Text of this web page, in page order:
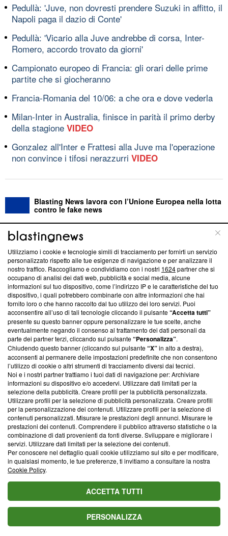
Pedullà: 'Juve, non dovresti prendere Suzuki in affitto, il
Napoli paga il dazio di Conte'
Pedullà: 'Vicario alla Juve andrebbe di corsa, Inter-
Romero, accordo trovato da giorni'
Campionato europeo di Francia: gli orari delle prime
partite che si giocheranno
Francia-Romania del 10/06: a che ora e dove vederla
Milan-Inter in Australia, finisce in parità il primo derby
della stagione VIDEO
Gonzalez all'Inter e Frattesi alla Juve ma l'operazione
non convince i tifosi nerazzurri VIDEO
Blasting News lavora con l’Unione Europea nella lotta
contro le fake news
ABOUT LINEA EDITORIALE
Questa sezione offre informazioni trasparenti su Blasting
News, sui nostri processi editoriali e su come ci impegniamo a
creare news di qualità. Inoltre, afferma la nostra aderenza a
‘Trust Project - News with Integrity’Blasting News non è
ancora membro del programma, ma ha richiesto di farne
parte; Trust Project non ha ancora effettuato una verifica di
conformità agli standard.
Su di noi
Team editoriale
Corporate
Redazione
Informativa Privacy
Cookie Policy
Blasting SA, IDI CHE-247.845.224, Via Carlo Frasca, 3 - 6900
Lugano (Svizzera) Tel:+39 0690258937
© 2026 Blasting News
Utilizziamo i cookie e tecnologie simili di tracciamento per fornirti un servizio
personalizzato rispetto alle tue esigenze di navigazione e per analizzare il
nostro traffico. Raccogliamo e condividiamo con i nostri 1624partner che si
occupano di analisi dei dati web, pubblicità e social media, alcune
informazioni sul tuo dispositivo, come l’indirizzo IP e le caratteristiche del tuo
dispositivo, i quali potrebbero combinarle con altre informazioni che hai
fornito loro o che hanno raccolto dal tuo utilizzo dei loro servizi. Puoi
acconsentire all’uso di tali tecnologie cliccando il pulsante“Accetta tutti”
presente su questo banner oppure personalizzare le tue scelte, anche
eventualmente negando il consenso al trattamento dei dati personali da
parte dei partner terzi, cliccando sul pulsante“Personalizza”.
Chiudendo questo banner (cliccando sul pulsante“X”in alto a destra),
acconsenti al permanere delle impostazioni predefinite che non consentono
l’utilizzo di cookie o altri strumenti di tracciamento diversi dai tecnici.
Noi e i nostri partner trattiamo i tuoi dati di navigazione per: Archiviare
informazioni su dispositivo e/o accedervi. Utilizzare dati limitati per la
selezione della pubblicità. Creare profili per la pubblicità personalizzata.
Utilizzare profili per la selezione di pubblicità personalizzata. Creare profili
per la personalizzazione dei contenuti. Utilizzare profili per la selezione di
contenuti personalizzati. Misurare le prestazioni degli annunci. Misurare le
prestazioni dei contenuti. Comprendere il pubblico attraverso statistiche o la
combinazione di dati provenienti da fonti diverse. Sviluppare e migliorare i
servizi. Utilizzare dati limitati per la selezione dei contenuti.
Per conoscere nel dettaglio quali cookie utilizziamo sul sito e per modificare,
in qualsiasi momento, le tue preferenze, ti invitiamo a consultare la nostra
Cookie Policy.
ACCETTA TUTTI
PERSONALIZZA